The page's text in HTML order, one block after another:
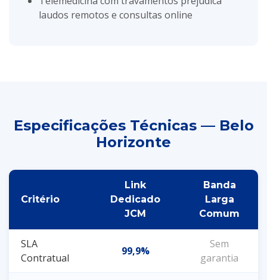
laudos remotos e consultas online
Especificações Técnicas — Belo
Horizonte
Critério
Link
Dedicado
JCM
Banda
Larga
Comum
SLA
Contratual
99,9%
Sem
garantia